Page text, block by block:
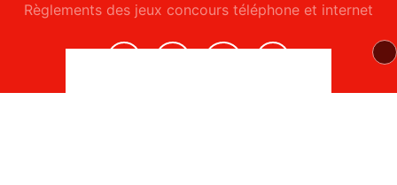
Règlements des jeux concours téléphone et internet